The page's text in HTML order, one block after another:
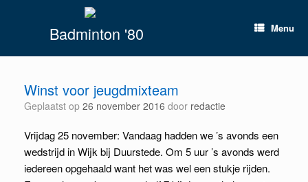
Badminton '80 Menu
Winst voor jeugdmixteam
Geplaatst op 26 november 2016 door redactie
Vrijdag 25 november: Vandaag hadden we ’s avonds een
wedstrijd in Wijk bij Duurstede. Om 5 uur ’s avonds werd
iedereen opgehaald want het was wel een stukje rijden.